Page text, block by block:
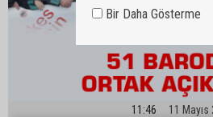
11:46 11 Mayıs
Bir Daha Gösterme